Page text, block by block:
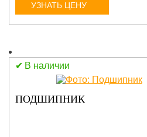
УЗНАТЬ ЦЕНУ
В наличии
ПОДШИПНИК